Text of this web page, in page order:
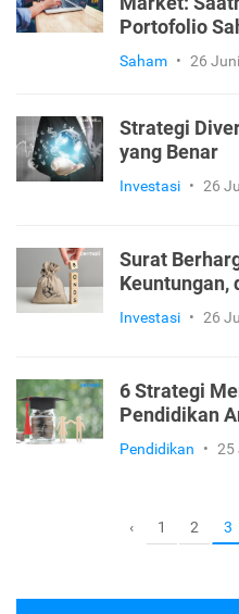
Portofolio
Saham • 26
Strategi
yang Benar
Investasi • 26
Surat
Keuntungan,
Investasi • 26
6 Strategi
Pendidikan
Pendidikan • 25
‹ 1 2 3